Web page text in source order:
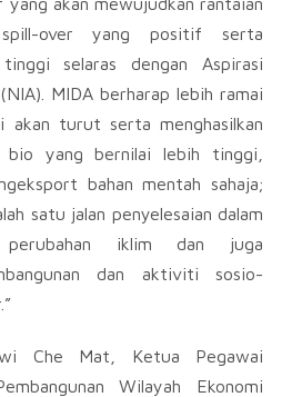
over yang positif serta
selaras dengan Aspirasi
MIDA berharap lebih ramai
akan turut serta menghasilkan
bio yang bernilai lebih tinggi,
bahan mentah sahaja;
satu jalan penyelesaian dalam
perubahan iklim dan juga
dan aktiviti sosio-
Che Mat, Ketua Pegawai
Wilayah Ekonomi